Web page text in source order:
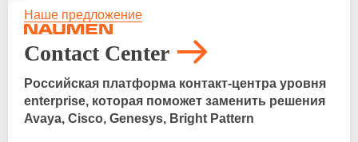
Наше предложение
Contact Center
Российская платформа контакт-центра уровня
enterprise, которая поможет заменить решения
Avaya, Cisco, Genesys, Bright Pattern